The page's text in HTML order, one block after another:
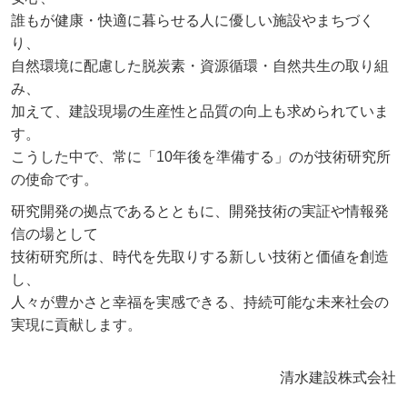
誰もが健康・快適に暮らせる人に優しい施設やまちづく
り、
自然環境に配慮した脱炭素・資源循環・自然共生の取り組
み、
加えて、建設現場の生産性と品質の向上も求められていま
す。
こうした中で、常に「10年後を準備する」のが技術研究所
の使命です。
研究開発の拠点であるとともに、開発技術の実証や情報発
信の場として
技術研究所は、時代を先取りする新しい技術と価値を創造
し、
人々が豊かさと幸福を実感できる、持続可能な未来社会の
実現に貢献します。
清水建設株式会社